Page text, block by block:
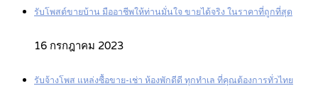
รับโพสต์ขายบ้าน มืออาชีพให้ท่านมั่นใจ ขายได้จริง ในราคาที่ถูกที่สุด
16 กรกฎาคม 2023
รับจ้างโพส แหล่งซื้อขาย-เช่า ห้องพักดีดี ทุกทำเล ที่คุณต้องการทั่วไทย